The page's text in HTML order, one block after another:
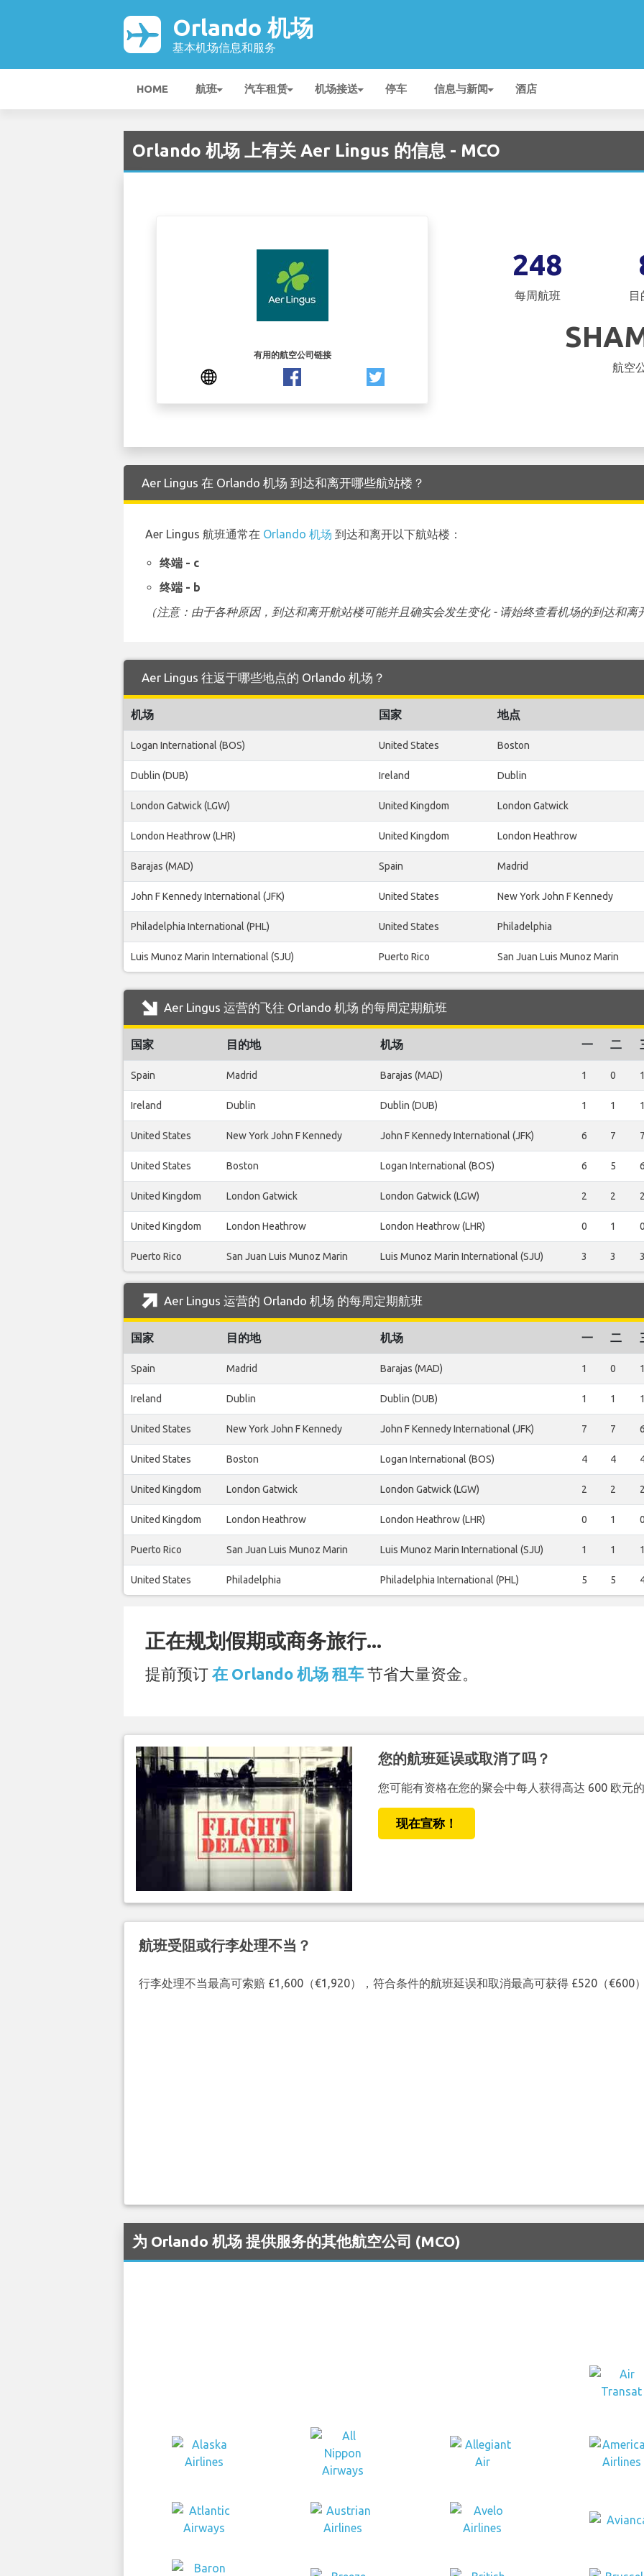
Orlando 机场
基本机场信息和服务
HOME 航班 汽车租赁 机场接送 停车 信息与新闻 酒店
Orlando 机场 上有关 Aer Lingus 的信息 - MCO
有用的航空公司链接
248
每周航班 目
航空
Aer Lingus 在 Orlando 机场 到达和离开哪些航站楼？
Aer Lingus 航班通常在 Orlando 机场 到达和离开以下航站楼：
终端 - c
终端 - b
（注意：由于各种原因，到达和离开航站楼可能并且确实会发生变化 - 请始终查看机场的到达和离
Aer Lingus 往返于哪些地点的 Orlando 机场？
机场 国家 地点
Logan International (BOS) United States Boston
Dublin (DUB) Ireland Dublin
London Gatwick (LGW) United Kingdom London Gatwick
London Heathrow (LHR) United Kingdom London Heathrow
Barajas (MAD) Spain Madrid
John F Kennedy International (JFK) United States New York John F Kennedy
Philadelphia International (PHL) United States Philadelphia
Luis Munoz Marin International (SJU) Puerto Rico San Juan Luis Munoz Marin
Aer Lingus 运营的飞往 Orlando 机场 的每周定期航班
国家 目的地 机场 一 二
Spain Madrid Barajas (MAD) 1 0
Ireland Dublin Dublin (DUB) 1 1
United States New York John F Kennedy John F Kennedy International (JFK) 6 7
United States Boston Logan International (BOS) 6 5
United Kingdom London Gatwick London Gatwick (LGW) 2 2
United Kingdom London Heathrow London Heathrow (LHR) 0 1
Puerto Rico San Juan Luis Munoz Marin Luis Munoz Marin International (SJU) 3 3
Aer Lingus 运营的 Orlando 机场 的每周定期航班
国家 目的地 机场 一 二
Spain Madrid Barajas (MAD) 1 0
Ireland Dublin Dublin (DUB) 1 1
United States New York John F Kennedy John F Kennedy International (JFK) 7 7
United States Boston Logan International (BOS) 4 4
United Kingdom London Gatwick London Gatwick (LGW) 2 2
United Kingdom London Heathrow London Heathrow (LHR) 0 1
Puerto Rico San Juan Luis Munoz Marin Luis Munoz Marin International (SJU) 1 1
United States Philadelphia Philadelphia International (PHL) 5 5
正在规划假期或商务旅行...
提前预订 在 Orlando 机场 租车 节省大量资金。
您的航班延误或取消了吗？
您可能有资格在您的聚会中每人获得高达 600 欧元
现在宣称！
航班受阻或行李处理不当？
行李处理不当最高可索赔 £1,600（€1,920），符合条件的航班延误和取消最高可获得 £520（€600
为 Orlando 机场 提供服务的其他航空公司 (MCO)